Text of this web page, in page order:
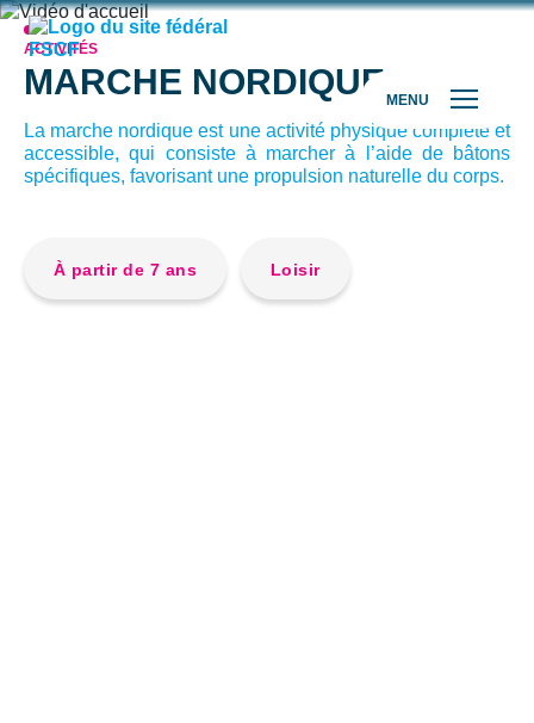
MENU
ACTIVITÉS
MARCHE NORDIQUE
La marche nordique est une activité physique complète et
accessible, qui consiste à marcher à l’aide de bâtons
spécifiques, favorisant une propulsion naturelle du corps.
À partir de 7 ans Loisir